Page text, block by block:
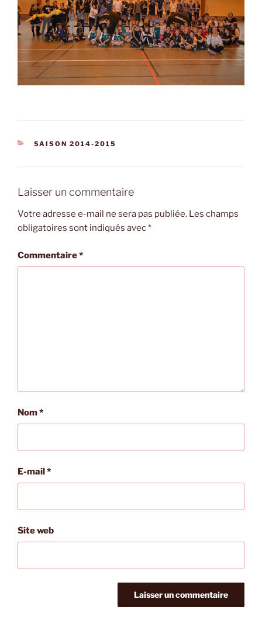
CATÉGORIES
SAISON 2014-2015
Laisser un commentaire
Votre adresse e-mail ne sera pas publiée. Les champs
obligatoires sont indiqués avec*
Commentaire*
Nom*
E-mail*
Site web